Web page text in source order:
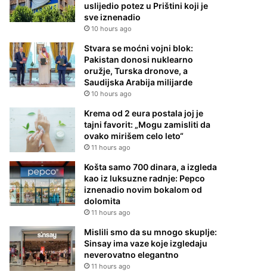
uslijedio potez u Prištini koji je
sve iznenadio
10 hours ago
Stvara se moćni vojni blok:
Pakistan donosi nuklearno
oružje, Turska dronove, a
Saudijska Arabija milijarde
10 hours ago
Krema od 2 eura postala joj je
tajni favorit: „Mogu zamisliti da
ovako mirišem celo leto“
11 hours ago
Košta samo 700 dinara, a izgleda
kao iz luksuzne radnje: Pepco
iznenadio novim bokalom od
dolomita
11 hours ago
Mislili smo da su mnogo skuplje:
Sinsay ima vaze koje izgledaju
neverovatno elegantno
11 hours ago